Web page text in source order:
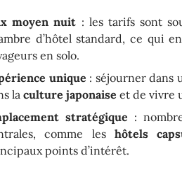
moyen nuit : les tarifs sont
d’hôtel standard, ce qui
en solo.
unique : séjourner dans
laculture japonaise et de vivre
stratégique :
comme leshôtels
points d’intérêt.